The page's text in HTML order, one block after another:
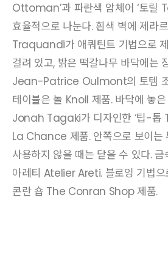
Ottoman’과 파란색 암체어 ‘토릴
효율적으로 나눈다. 흰색 벽에 제라
Traquandi가 애쿼틴트 기법으로
걸려 있고, 밝은 떡갈나무 바닥에는
Jean-Patrice Oulmont의 토템 조
테이블은 놀 Knoll 제품. 바닥에 놓
Jonah Tagaki가 디자인한 ‘팁-톱
La Chance 제품. 안쪽으로 보이는
사용하지 않을 때는 닫을 수 있다.
아레티 Atelier Areti. 블로잉 기법으
콘란 숍 The Conran Shop 제품.